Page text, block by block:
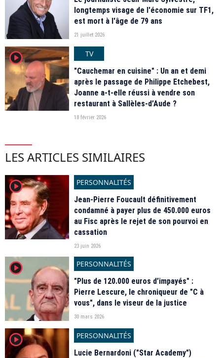
longtemps visage de l'économie sur TF1,
est mort à l'âge de 79 ans
21 juillet 2026
player2
TV
"Cauchemar en cuisine" : Un an et demi
après le passage de Philippe Etchebest,
Joanne a-t-elle réussi à vendre son
restaurant à Sallèles-d’Aude ?
18 février 2026
LES ARTICLES SIMILAIRES
player2
PERSONNALITÉS
Jean-Pierre Foucault définitivement
condamné à payer plus de 450.000 euros
au Fisc après le rejet de son pourvoi en
cassation
23 juin 2026
player2
PERSONNALITÉS
"Plus de 120.000 euros d’impayés" :
Pierre Lescure, le chroniqueur de "C à
vous", dans le viseur de la justice
30 mars 2026
player2
PERSONNALITÉS
Lucie Bernardoni ("Star Academy")